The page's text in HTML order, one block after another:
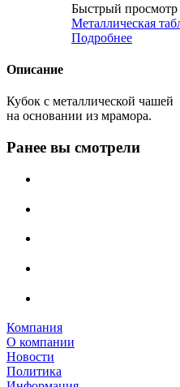
Быстрый просмотр
Металлическая
Подробнее
Описание
Кубок с металлической чашей
на основании из мрамора.
Ранее вы смотрели
Компания
О компании
Новости
Политика